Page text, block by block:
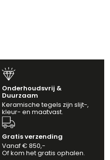
Onderhoudsvrij &
Duurzaam
Keramische tegels zijn slijt-,
kleur- en maatvast.
Gratis verzending
Vanaf € 850,-
Of kom het gratis ophalen.